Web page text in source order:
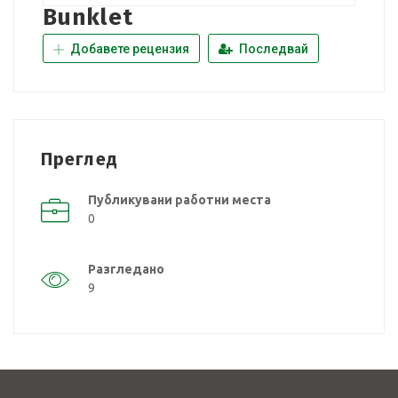
Bunklet
Добавете рецензия Последвай
Преглед
Публикувани работни места
0
Разгледано
9